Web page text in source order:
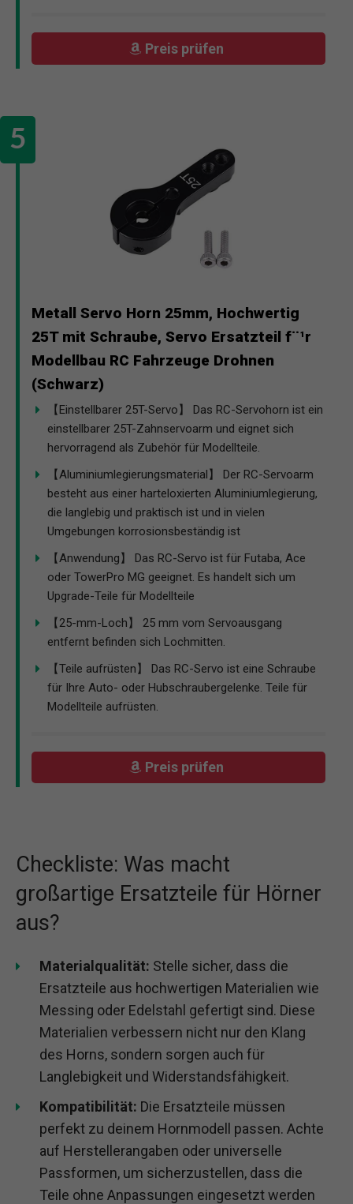
Preis prüfen
Metall Servo Horn 25mm, Hochwertig
25T mit Schraube, Servo Ersatzteil f¨¹r
Modellbau RC Fahrzeuge Drohnen
(Schwarz)
【Einstellbarer 25T-Servo】 Das RC-Servohorn ist ein
einstellbarer 25T-Zahnservoarm und eignet sich
hervorragend als Zubehör für Modellteile.
【Aluminiumlegierungsmaterial】 Der RC-Servoarm
besteht aus einer harteloxierten Aluminiumlegierung,
die langlebig und praktisch ist und in vielen
Umgebungen korrosionsbeständig ist
【Anwendung】 Das RC-Servo ist für Futaba, Ace
oder TowerPro MG geeignet. Es handelt sich um
Upgrade-Teile für Modellteile
【25-mm-Loch】 25 mm vom Servoausgang
entfernt befinden sich Lochmitten.
【Teile aufrüsten】 Das RC-Servo ist eine Schraube
für Ihre Auto- oder Hubschraubergelenke. Teile für
Modellteile aufrüsten.
Preis prüfen
Checkliste: Was macht
großartige Ersatzteile für Hörner
aus?
Materialqualität: Stelle sicher, dass die
Ersatzteile aus hochwertigen Materialien wie
Messing oder Edelstahl gefertigt sind. Diese
Materialien verbessern nicht nur den Klang
des Horns, sondern sorgen auch für
Langlebigkeit und Widerstandsfähigkeit.
Kompatibilität: Die Ersatzteile müssen
perfekt zu deinem Hornmodell passen. Achte
auf Herstellerangaben oder universelle
Passformen, um sicherzustellen, dass die
Teile ohne Anpassungen eingesetzt werden